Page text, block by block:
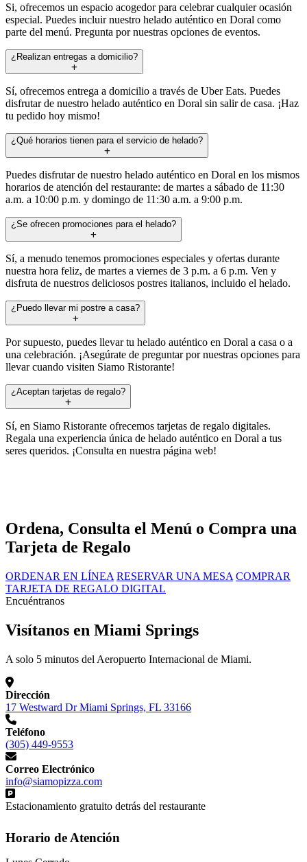
Si, ofrecemos un espacio acogedor para celebrar cualquier ocasión
especial. Puedes incluir nuestro helado auténtico en Doral como
parte del menú. Pregunta por nuestras opciones de eventos.
¿Realizan entregas a domicilio?
Sí, ofrecemos entrega a domicilio a través de Uber Eats. Puedes
disfrutar de nuestro helado auténtico en Doral sin salir de casa. ¡Haz
tu pedido hoy mismo!
¿Qué horarios tienen para el servicio de helado?
Puedes disfrutar de nuestro helado auténtico en Doral en los mismos
horarios de atención del restaurante: de martes a sábado de 11:30
a.m. a 10:00 p.m. y domingo de 11:30 a.m. a 9:00 p.m.
¿Se ofrecen promociones para el helado?
Sí, a menudo tenemos promociones especiales y ofertas durante
nuestra hora feliz, de martes a viernes de 3 p.m. a 6 p.m. Ven y
disfruta de nuestros deliciosos postres italianos, incluido el helado.
¿Puedo llevar mi postre a casa?
Por supuesto, puedes llevar tu helado auténtico en Doral a casa o a
una celebración. ¡Asegúrate de preguntar por nuestras opciones para
llevar cuando visiten Siamo Ristorante!
¿Aceptan tarjetas de regalo?
Sí, en Siamo Ristorante ofrecemos tarjetas de regalo digitales.
Regala una experiencia única de helado auténtico en Doral a tus
seres queridos. ¡Consulta en nuestra página web!
Ordena, Consulta el Menú o Compra una
Tarjeta de Regalo
ORDENAR EN LÍNEA RESERVAR UNA MESA COMPRAR
TARJETA DE REGALO DIGITAL
Encuéntranos
Visítanos en Miami Springs
A solo 5 minutos del Aeropuerto Internacional de Miami.
Dirección
17 Westward Dr Miami Springs, FL 33166
Teléfono
(305) 449-9553
Correo Electrónico
info@siamopizza.com
Estacionamiento gratuito detrás del restaurante
Horario de Atención